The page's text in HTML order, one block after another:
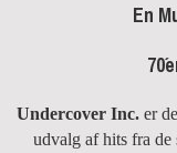
En
Undercover Inc. er
udvalg af hits fra